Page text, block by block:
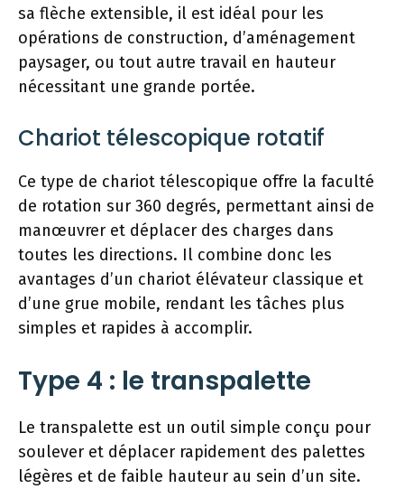
sa flèche extensible, il est idéal pour les
opérations de construction, d’aménagement
paysager, ou tout autre travail en hauteur
nécessitant une grande portée.
Chariot télescopique rotatif
Ce type de chariot télescopique offre la faculté
de rotation sur 360 degrés, permettant ainsi de
manœuvrer et déplacer des charges dans
toutes les directions. Il combine donc les
avantages d’un chariot élévateur classique et
d’une grue mobile, rendant les tâches plus
simples et rapides à accomplir.
Type 4 : le transpalette
Le transpalette est un outil simple conçu pour
soulever et déplacer rapidement des palettes
légères et de faible hauteur au sein d’un site.